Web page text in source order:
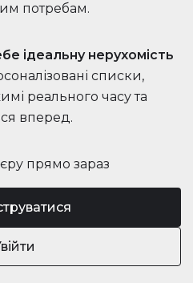
прямо зараз
потребам.
ідеальну нерухомість
списки,
реального часу та
вперед.